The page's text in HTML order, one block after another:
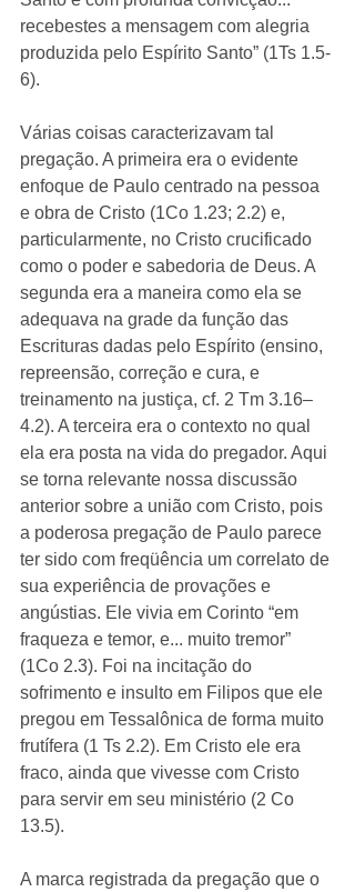
recebestes a mensagem com alegria
produzida pelo Espírito Santo” (1Ts 1.5-
6).
Várias coisas caracterizavam tal
pregação. A primeira era o evidente
enfoque de Paulo centrado na pessoa
e obra de Cristo (1Co 1.23; 2.2) e,
particularmente, no Cristo crucificado
como o poder e sabedoria de Deus. A
segunda era a maneira como ela se
adequava na grade da função das
Escrituras dadas pelo Espírito (ensino,
repreensão, correção e cura, e
treinamento na justiça, cf. 2 Tm 3.16–
4.2). A terceira era o contexto no qual
ela era posta na vida do pregador. Aqui
se torna relevante nossa discussão
anterior sobre a união com Cristo, pois
a poderosa pregação de Paulo parece
ter sido com freqüência um correlato de
sua experiência de provações e
angústias. Ele vivia em Corinto “em
fraqueza e temor, e... muito tremor”
(1Co 2.3). Foi na incitação do
sofrimento e insulto em Filipos que ele
pregou em Tessalônica de forma muito
frutífera (1 Ts 2.2). Em Cristo ele era
fraco, ainda que vivesse com Cristo
para servir em seu ministério (2 Co
13.5).
A marca registrada da pregação que o